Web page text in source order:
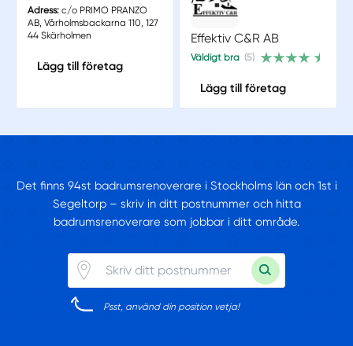
Adress:c/o PRIMO PRANZO
AB, Vårholmsbackarna 110, 127
44 Skärholmen
Lägg till företag
Effektiv C&R AB
Väldigt bra (5)
Lägg till företag
Det finns 94st badrumsrenoverare i Stockholms län och 1st i
Segeltorp – skriv in ditt postnummer och hitta
badrumsrenoverare som jobbar i ditt område.
Psst, använd din position vetja!